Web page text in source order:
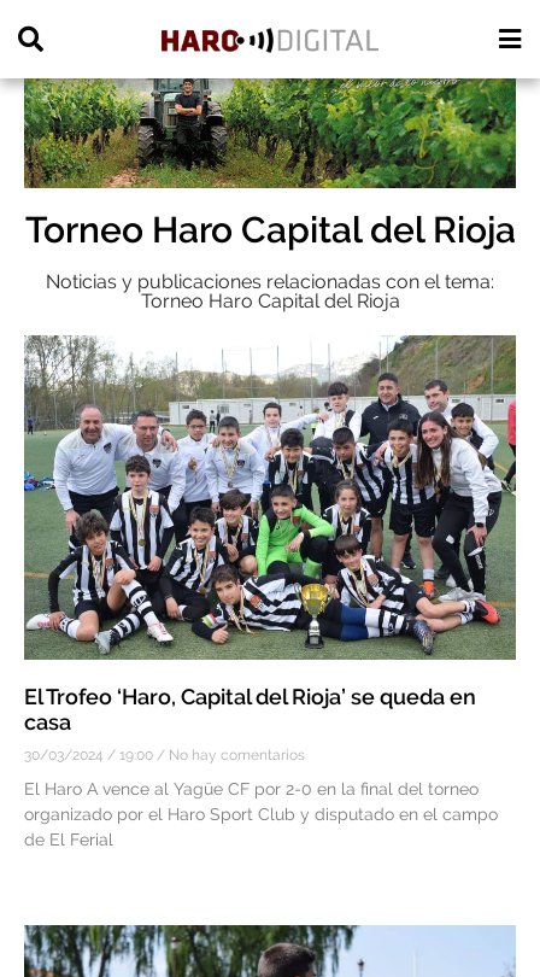
Torneo Haro Capital del Rioja
Noticias y publicaciones relacionadas con el tema:
Torneo Haro Capital del Rioja
El Trofeo ‘Haro, Capital del Rioja’ se queda en
casa
30/03/2024 19:00 No hay comentarios
El Haro A vence al Yagüe CF por 2-0 en la final del torneo
organizado por el Haro Sport Club y disputado en el campo
de El Ferial